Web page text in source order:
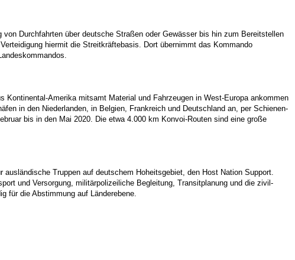
Durchfahrten über deutsche Straßen oder Gewässer bis hin zum Bereitstellen
hiermit die Streitkräftebasis. Dort übernimmt das Kommando
Amerika mitsamt Material und Fahrzeugen in West-Europa ankommen
in den Niederlanden, in Belgien, Frankreich und Deutschland an, per Schienen-
bis in den Mai 2020. Die etwa 4.000 km Konvoi-Routen sind eine große
Truppen auf deutschem Hoheitsgebiet, den Host Nation Support.
und Versorgung, militärpolizeiliche Begleitung, Transitplanung und die zivil-
für die Abstimmung auf Länderebene.